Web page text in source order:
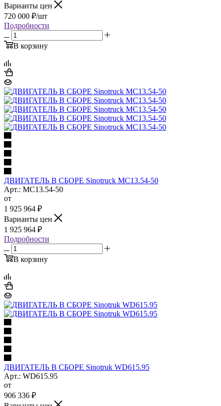
Варианты цен
720 000 ₽/шт
Подробности
В корзину
ДВИГАТЕЛЬ В СБОРЕ Sinotruck MC13.54-50
Арт.: MC13.54-50
от
1 925 964 ₽
Варианты цен
1 925 964 ₽
Подробности
В корзину
ДВИГАТЕЛЬ В СБОРЕ Sinotruk WD615.95
Арт.: WD615.95
от
906 336 ₽